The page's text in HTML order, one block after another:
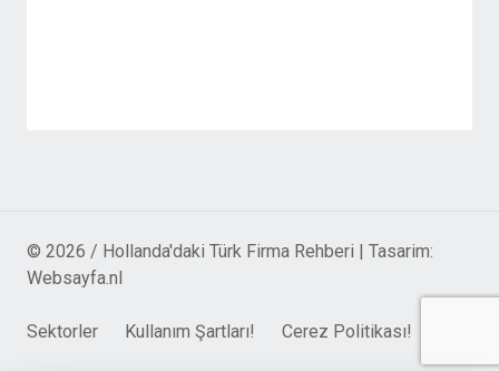
© 2026 / Hollanda'daki Türk Firma Rehberi | Tasarim:
Websayfa.nl
Sektorler Kullanım Şartları! Cerez Politikası!